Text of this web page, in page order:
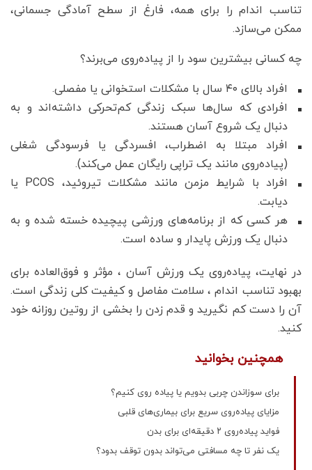
تناسب اندام را برای همه، فارغ از سطح آمادگی جسمانی،
ممکن می‌سازد.
چه کسانی بیشترین سود را از پیاده‌روی می‌برند؟
افراد بالای ۴۰ سال با مشکلات استخوانی یا مفصلی.
افرادی که سال‌ها سبک زندگی کم‌تحرکی داشته‌اند و به
دنبال یک شروع آسان هستند.
افراد مبتلا به اضطراب، افسردگی یا فرسودگی شغلی
(پیاده‌روی مانند یک تراپی رایگان عمل می‌کند).
افراد با شرایط مزمن مانند مشکلات تیروئید، PCOS یا
دیابت.
هر کسی که از برنامه‌های ورزشی پیچیده خسته شده و به
دنبال یک ورزش پایدار و ساده است.
در نهایت، پیاده‌روی یک ورزش آسان ، مؤثر و فوق‌العاده برای
بهبود تناسب اندام ، سلامت مفاصل و کیفیت کلی زندگی است.
آن را دست کم نگیرید و قدم زدن را بخشی از روتین روزانه خود
کنید.
همچنین بخوانید
برای سوزاندن چربی بدویم یا پیاده روی کنیم؟
مزایای پیاده‌روی سریع برای بیماری‌های قلبی
فواید پیاده‌روی ۲ دقیقه‌ای برای بدن
یک نفر تا چه مسافتی می‌تواند بدون توقف بدود؟